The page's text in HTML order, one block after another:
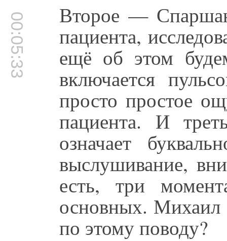
00:05:33 Второе —
пациента,
ещё об этом
включается
просто простое
пациента. И
означает
выслушивание,
есть, три
основных. Михаил
по этому поводу?